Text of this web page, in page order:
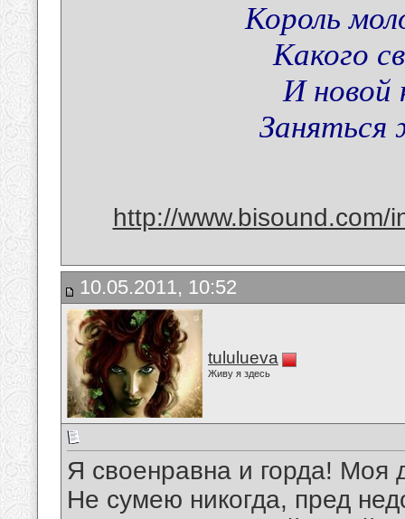
Король
Какого
И новой
Заняться
http://www.bisound.com/
10.05.2011, 10:52
tululueva
Живу я здесь
Я своенравна и горда!
Не сумею никогда, пред